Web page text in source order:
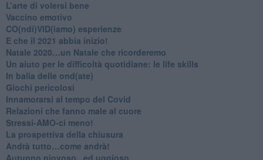
L’arte di volersi bene
​Vaccino emotivo
CO(ndi)VID(iamo) esperienze
​E che il 2021 abbia inizio!
​Natale 2020…un Natale che ricorderemo
Un aiuto per le difficoltà quotidiane: le life skills
​In balia delle ond(ate)
Giochi pericolosi
Innamorarsi al tempo del Covid
​Relazioni che fanno male al cuore
​Stressi-AMO-ci meno!
​La prospettiva della chiusura
​Andrà tutto…come andrà!
Autunno piovoso...ed uggioso